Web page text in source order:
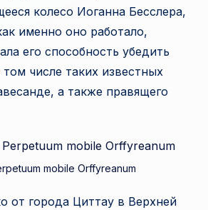
н
а
я
п
а
н
колесо Иоганна Бесслера,
именно оно работало,
его способность убедить
числе таких известных
а также правящего
mobile Orffyreanum
от города Циттау в Верхней